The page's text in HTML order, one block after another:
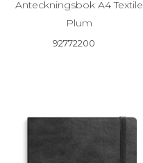
Anteckningsbok A4 Textile
Plum
92772200